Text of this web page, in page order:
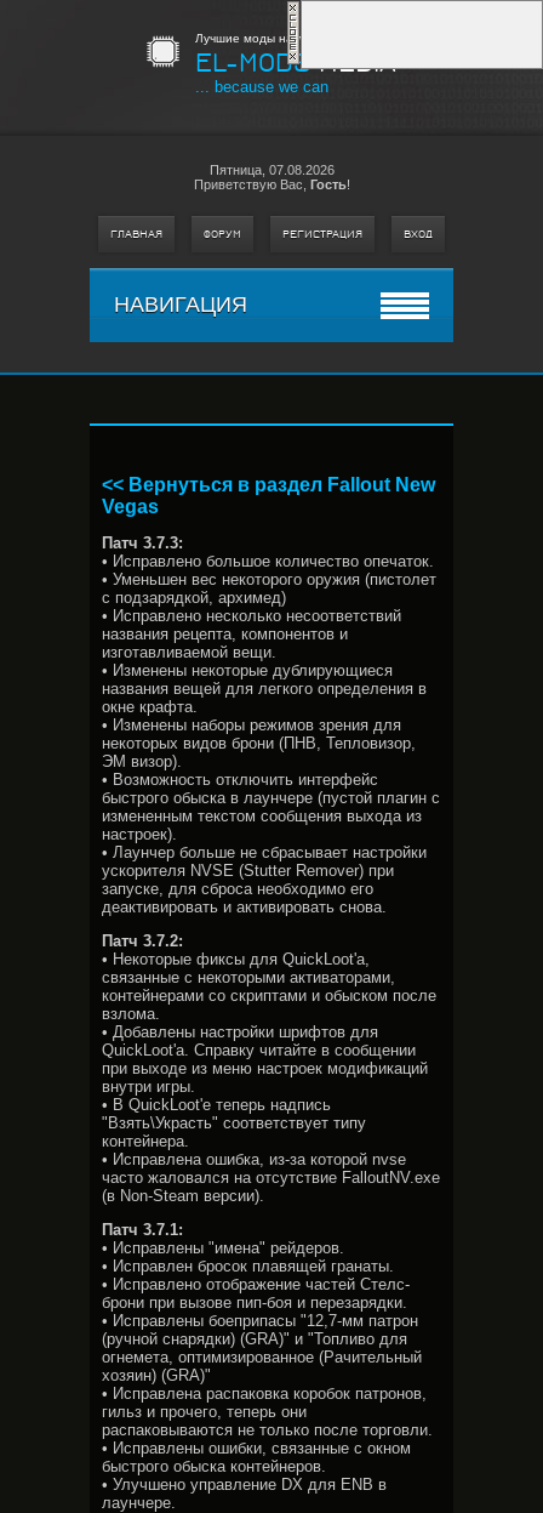
Лучшие моды на любимые игры
EL-MODSMEDIA
... because we can
Пятница, 07.08.2026
Приветствую Вас Гость!
ГЛАВНАЯ ФОРУМ РЕГИСТРАЦИЯ ВХОД
НАВИГАЦИЯ
<< Вернуться в раздел Fallout New
Vegas
Патч 3.7.3:
• Исправлено большое количество опечаток.
• Уменьшен вес некоторого оружия (пистолет
с подзарядкой, архимед)
• Исправлено несколько несоответствий
названия рецепта, компонентов и
изготавливаемой вещи.
• Изменены некоторые дублирующиеся
названия вещей для легкого определения в
окне крафта.
• Изменены наборы режимов зрения для
некоторых видов брони (ПНВ, Тепловизор,
ЭМ визор).
• Возможность отключить интерфейс
быстрого обыска в лаунчере (пустой плагин с
измененным текстом сообщения выхода из
настроек).
• Лаунчер больше не сбрасывает настройки
ускорителя NVSE (Stutter Remover) при
запуске, для сброса необходимо его
деактивировать и активировать снова.
Патч 3.7.2:
• Некоторые фиксы для QuickLoot'а,
связанные с некоторыми активаторами,
контейнерами со скриптами и обыском после
взлома.
• Добавлены настройки шрифтов для
QuickLoot'а. Справку читайте в сообщении
при выходе из меню настроек модификаций
внутри игры.
• В QuickLoot'е теперь надпись
"Взять\Украсть" соответствует типу
контейнера.
• Исправлена ошибка, из-за которой nvse
часто жаловался на отсутствие FalloutNV.exe
(в Non-Steam версии).
Патч 3.7.1:
• Исправлены "имена" рейдеров.
• Исправлен бросок плавящей гранаты.
• Исправлено отображение частей Стелс-
брони при вызове пип-боя и перезарядки.
• Исправлены боеприпасы "12,7-мм патрон
(ручной снарядки) (GRA)" и "Топливо для
огнемета, оптимизированное (Рачительный
хозяин) (GRA)"
• Исправлена распаковка коробок патронов,
гильз и прочего, теперь они
распаковываются не только после торговли.
• Исправлены ошибки, связанные с окном
быстрого обыска контейнеров.
• Улучшено управление DX для ENB в
лаунчере.